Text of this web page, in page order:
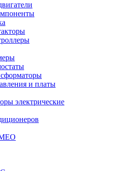
и платы
электрические